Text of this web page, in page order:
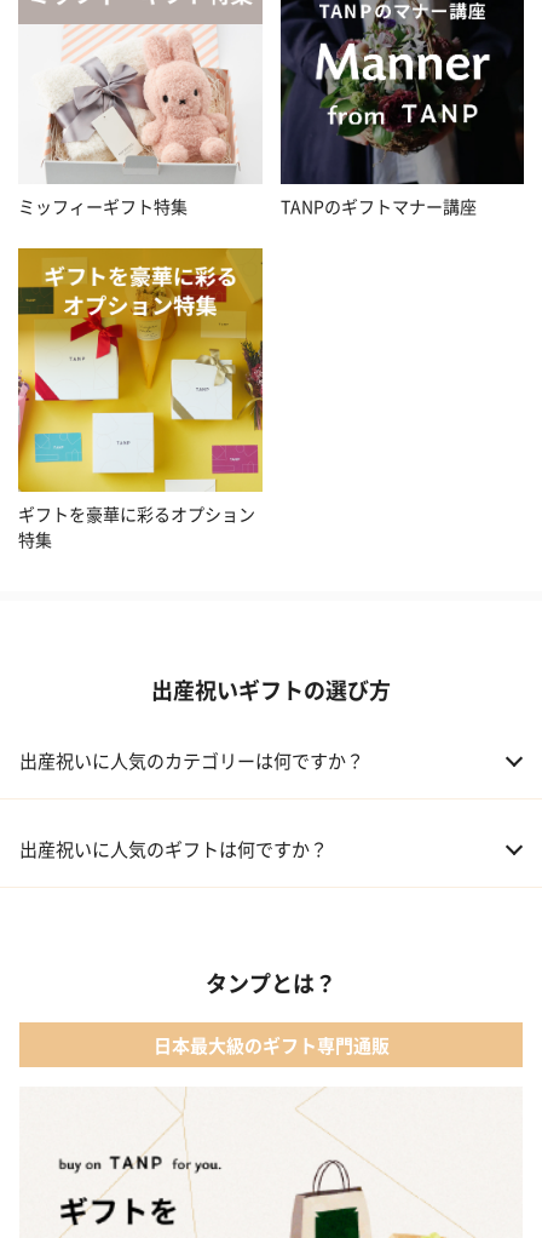
ミッフィーギフト特集 TANPのギフトマナー講座
ギフトを豪華に彩るオプション
特集
出産祝いギフトの選び方
出産祝いに人気のカテゴリーは何ですか？
02 ベビー寝具・家具
04 ベビー・キッズファッション
06 タオル
出産祝いに人気のギフトは何ですか？
02 【名入れギフト】音いっぱい積み木｜エド・インター
03 ママズケア セレクトボックス｜モディッシュ
04 フレイバーおむつケーキ｜AIRIM baby（アイリムベビー）
05 Chouette フード付きバスタオル&ハンカチセット｜コンテッ
タンプとは？
日本最大級のギフト専門通販